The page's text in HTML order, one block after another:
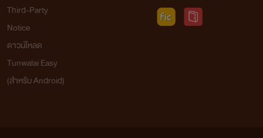
Third-Party
Notice
ดาวน์โหลด
Tunwalai Easy
(สำหรับ Android)